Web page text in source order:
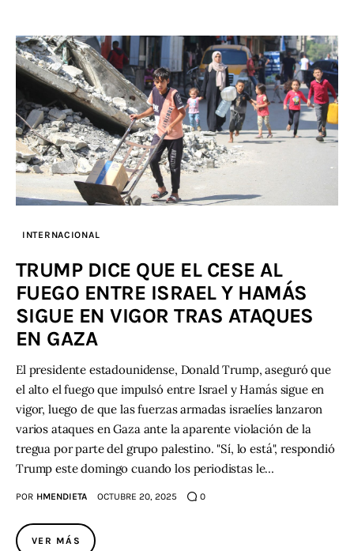
INTERNACIONAL
TRUMP DICE QUE EL CESE AL
FUEGO ENTRE ISRAEL Y HAMÁS
SIGUE EN VIGOR TRAS ATAQUES
EN GAZA
El presidente estadounidense, Donald Trump, aseguró que
el alto el fuego que impulsó entre Israel y Hamás sigue en
vigor, luego de que las fuerzas armadas israelíes lanzaron
varios ataques en Gaza ante la aparente violación de la
tregua por parte del grupo palestino. "Sí, lo está", respondió
Trump este domingo cuando los periodistas le…
POR HMENDIETA OCTUBRE 20, 2025 0
VER MÁS